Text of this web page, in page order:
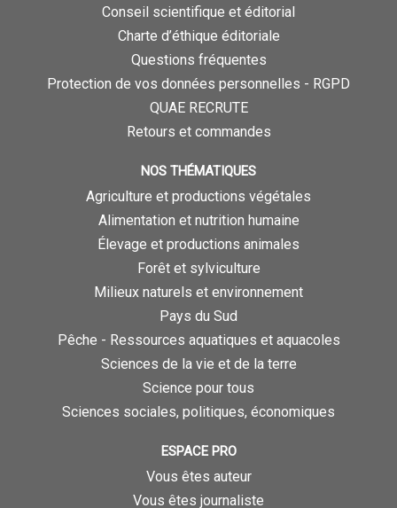
Conseil scientifique et éditorial
Charte d’éthique éditoriale
Questions fréquentes
Protection de vos données personnelles - RGPD
QUAE RECRUTE
Retours et commandes
NOS THÉMATIQUES
Agriculture et productions végétales
Alimentation et nutrition humaine
Élevage et productions animales
Forêt et sylviculture
Milieux naturels et environnement
Pays du Sud
Pêche - Ressources aquatiques et aquacoles
Sciences de la vie et de la terre
Science pour tous
Sciences sociales, politiques, économiques
ESPACE PRO
Vous êtes auteur
Vous êtes journaliste